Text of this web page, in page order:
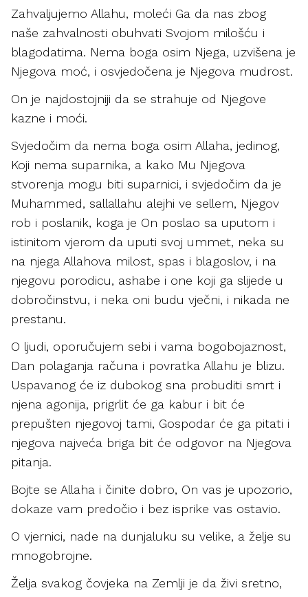
Zahvaljujemo Allahu, moleći Ga da nas zbog
naše zahvalnosti obuhvati Svojom milošću i
blagodatima. Nema boga osim Njega, uzvišena je
Njegova moć, i osvjedočena je Njegova mudrost.
On je najdostojniji da se strahuje od Njegove
kazne i moći.
Svjedočim da nema boga osim Allaha, jedinog,
Koji nema suparnika, a kako Mu Njegova
stvorenja mogu biti suparnici, i svjedočim da je
Muhammed, sallallahu alejhi ve sellem, Njegov
rob i poslanik, koga je On poslao sa uputom i
istinitom vjerom da uputi svoj ummet, neka su
na njega Allahova milost, spas i blagoslov, i na
njegovu porodicu, ashabe i one koji ga slijede u
dobročinstvu, i neka oni budu vječni, i nikada ne
prestanu.
O ljudi, oporučujem sebi i vama bogobojaznost,
Dan polaganja računa i povratka Allahu je blizu.
Uspavanog će iz dubokog sna probuditi smrt i
njena agonija, prigrlit će ga kabur i bit će
prepušten njegovoj tami, Gospodar će ga pitati i
njegova najveća briga bit će odgovor na Njegova
pitanja.
Bojte se Allaha i činite dobro, On vas je upozorio,
dokaze vam predočio i bez isprike vas ostavio.
O vjernici, nade na dunjaluku su velike, a želje su
mnogobrojne.
Želja svakog čovjeka na Zemlji je da živi sretno,